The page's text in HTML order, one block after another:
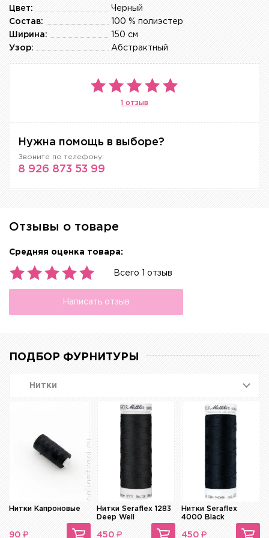
Черный
Цвет:
100 % полиэстер
Состав:
150 см
Ширина:
Абстрактный
Узор:
1 отзыв
Нужна помощь в выборе?
Звоните по телефону:
8 926 873 53 99
Отзывы о товаре
Средняя оценка товара:
Всего 1 отзыв
Написать отзыв
ПОДБОР ФУРНИТУРЫ
Нитки
Нитки Капроновые
90 ₽
Нитки Seraflex 1283
Deep Well
450 ₽
Нитки Seraflex
4000 Black
450 ₽